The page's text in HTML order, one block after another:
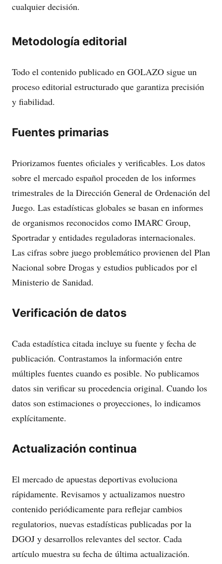
cualquier decisión.
Metodología editorial
Todo el contenido publicado en GOLAZO sigue un
proceso editorial estructurado que garantiza precisión
y fiabilidad.
Fuentes primarias
Priorizamos fuentes oficiales y verificables. Los datos
sobre el mercado español proceden de los informes
trimestrales de la Dirección General de Ordenación del
Juego. Las estadísticas globales se basan en informes
de organismos reconocidos como IMARC Group,
Sportradar y entidades reguladoras internacionales.
Las cifras sobre juego problemático provienen del Plan
Nacional sobre Drogas y estudios publicados por el
Ministerio de Sanidad.
Verificación de datos
Cada estadística citada incluye su fuente y fecha de
publicación. Contrastamos la información entre
múltiples fuentes cuando es posible. No publicamos
datos sin verificar su procedencia original. Cuando los
datos son estimaciones o proyecciones, lo indicamos
explícitamente.
Actualización continua
El mercado de apuestas deportivas evoluciona
rápidamente. Revisamos y actualizamos nuestro
contenido periódicamente para reflejar cambios
regulatorios, nuevas estadísticas publicadas por la
DGOJ y desarrollos relevantes del sector. Cada
artículo muestra su fecha de última actualización.